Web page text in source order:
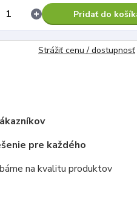
Pridať do
Strážiť cenu / dostupnosť
pre každého
na kvalitu produktov